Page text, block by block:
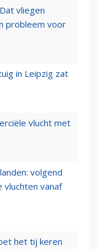
vliegen
probleem voor
in Leipzig zat
vlucht met
volgend
vanaf
het tij keren